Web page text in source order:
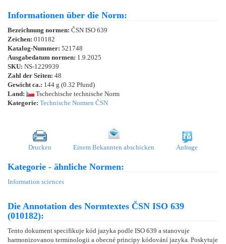
Informationen über die Norm:
Bezeichnung normen: ČSN ISO 639
Zeichen: 010182
Katalog-Nummer: 521748
Ausgabedatum normen: 1.9.2025
SKU: NS-1229939
Zahl der Seiten: 48
Gewicht ca.: 144 g (0.32 Pfund)
Land:
Tschechische technische Norm
Kategorie: Technische Normen ČSN
Drucken Einem Bekannten abschicken Anfrage
Kategorie - ähnliche Normen:
Information sciences
Die Annotation des Normtextes ČSN ISO 639
(010182):
Tento dokument specifikuje kód jazyka podle ISO 639 a stanovuje
harmonizovanou terminologii a obecné principy kódování jazyka. Poskytuje